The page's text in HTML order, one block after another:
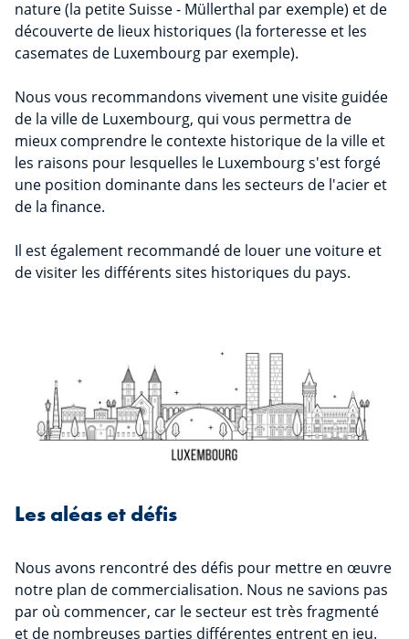
nature (la petite Suisse - Müllerthal par exemple) et de
découverte de lieux historiques (la forteresse et les
casemates de Luxembourg par exemple).
Nous vous recommandons vivement une visite guidée
de la ville de Luxembourg, qui vous permettra de
mieux comprendre le contexte historique de la ville et
les raisons pour lesquelles le Luxembourg s'est forgé
une position dominante dans les secteurs de l'acier et
de la finance.
Il est également recommandé de louer une voiture et
de visiter les différents sites historiques du pays.
Les aléas et défis
Nous avons rencontré des défis pour mettre en œuvre
notre plan de commercialisation. Nous ne savions pas
par où commencer, car le secteur est très fragmenté
et de nombreuses parties différentes entrent en jeu.